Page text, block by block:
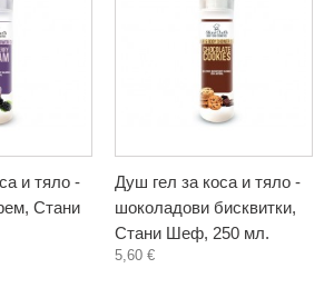
и тяло -
Стани
Душ гел за коса и тяло -
шоколадови бисквитки,
Стани Шеф, 250 мл.
5,60 €